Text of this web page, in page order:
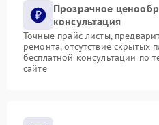
Прозрачное
консультация
Точные прайс-листы,
ремонта, отсутствие скрытых
бесплатной консультации по
сайте